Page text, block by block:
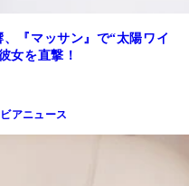
『マッサン』で“太陽ワイ
女を直撃！
アニュース